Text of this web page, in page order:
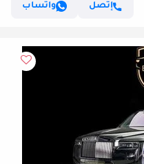
إتصل
واتساب